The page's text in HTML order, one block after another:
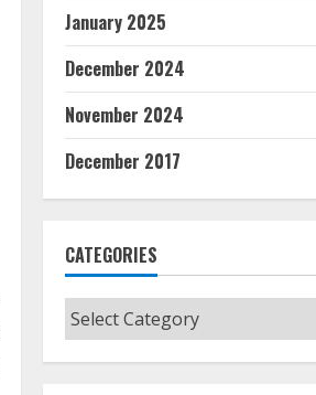
January 2025
December 2024
November 2024
December 2017
CATEGORIES
Categories